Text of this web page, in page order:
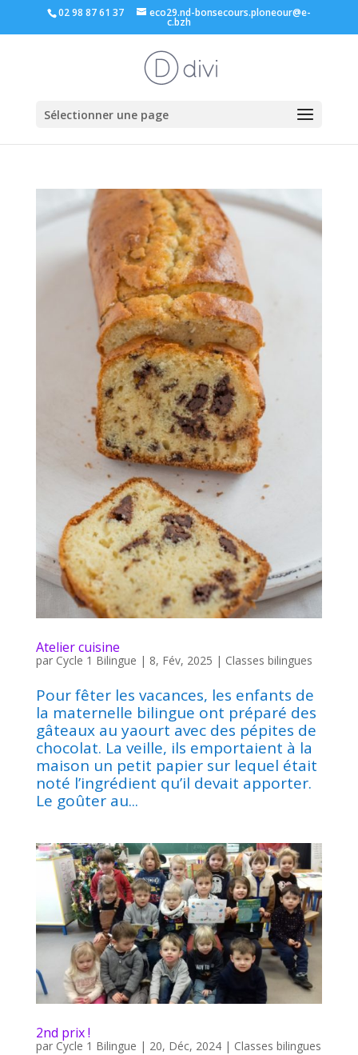
02 98 87 61 37 eco29.nd-bonsecours.ploneour@e-
c.bzh
Sélectionner une page
Atelier cuisine
par Cycle 1 Bilingue | 8, Fév, 2025 | Classes bilingues
Pour fêter les vacances, les enfants de
la maternelle bilingue ont préparé des
gâteaux au yaourt avec des pépites de
chocolat. La veille, ils emportaient à la
maison un petit papier sur lequel était
noté l’ingrédient qu’il devait apporter.
Le goûter au...
2nd prix !
par Cycle 1 Bilingue | 20, Déc, 2024| Classes bilingues